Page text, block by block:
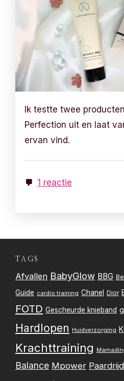
Ik testte twee
Perfection uit en laat
ervan vind.
1 reactie
TAGS
Afvallen BabyGlow BBG
Guide cardio training Chanel Dior
FOTD Gescheurde knieband
Hardlopen Huidverzorging
Krachttraining
Balance Mpower